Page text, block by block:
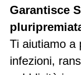
Garantisce
Ti aiutiamo a
infezioni,